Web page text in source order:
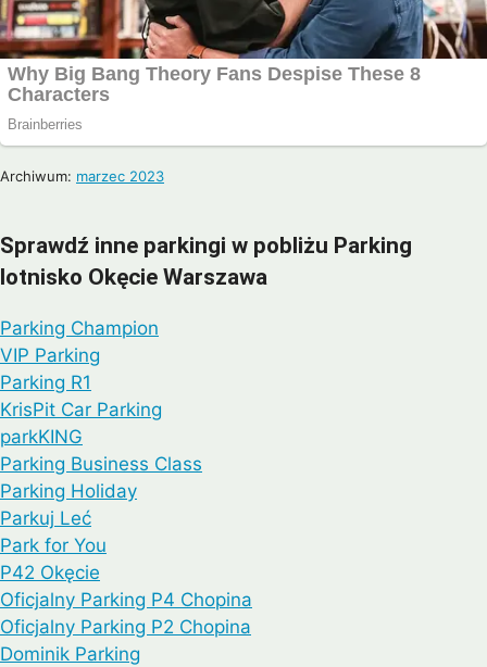
Archiwum: marzec 2023
Sprawdź inne parkingi w pobliżu Parking
lotnisko Okęcie Warszawa
Parking Champion
VIP Parking
Parking R1
KrisPit Car Parking
parkKING
Parking Business Class
Parking Holiday
Parkuj Leć
Park for You
P42 Okęcie
Oficjalny Parking P4 Chopina
Oficjalny Parking P2 Chopina
Dominik Parking